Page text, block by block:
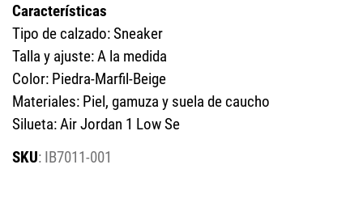
Características
Tipo de calzado: Sneaker
Talla y ajuste: A la medida
Color: Piedra-Marfil-Beige
Materiales: Piel, gamuza y suela de caucho
Silueta: Air Jordan 1 Low Se
: IB7011-001